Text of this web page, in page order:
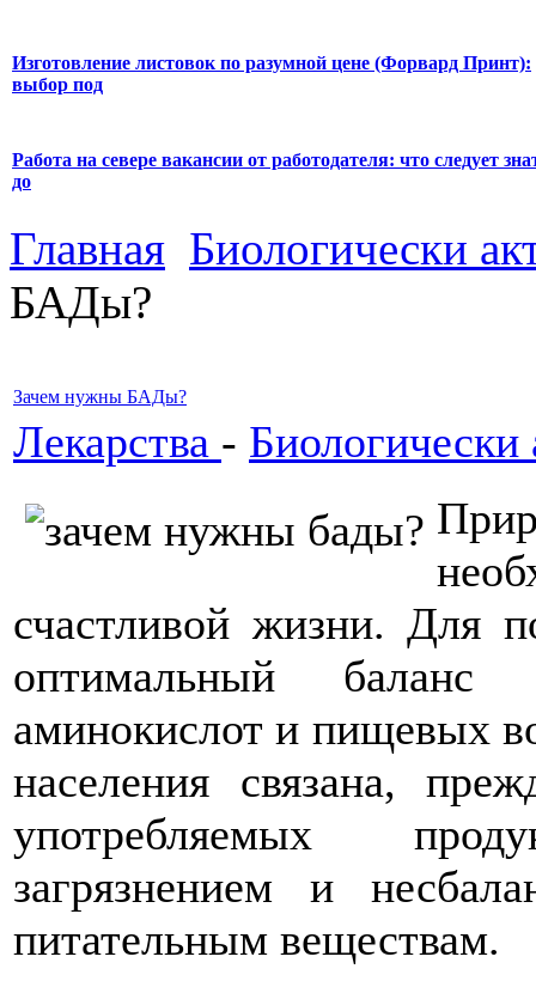
Изготовление листовок по разумной цене (Форвард Принт):
выбор под
Работа на севере вакансии от работодателя: что следует
до
Главная Биологически
БАДы?
Зачем нужны БАДы?
Лекарства - Биологически
счастливой жизни. Для
оптимальный баланс
аминокислот и пищевых
населения связана,
употребляемых
загрязнением и
питательным веществам.